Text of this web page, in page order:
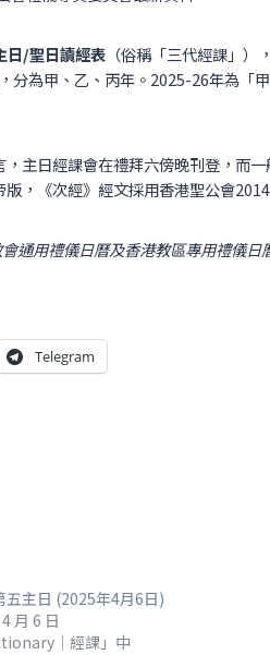
日/聖日讀經表 （俗稱「三代經課」
為甲、乙、丙年。2025-26年為「
主日經課會在禮拜六傍晚刊登，而
版，《次經》經文採用香港聖公會
通用禮儀日曆及香港教區專用禮儀日
Telegram
五主日 (2025年4月6日)
月 6 日
｜經課」中